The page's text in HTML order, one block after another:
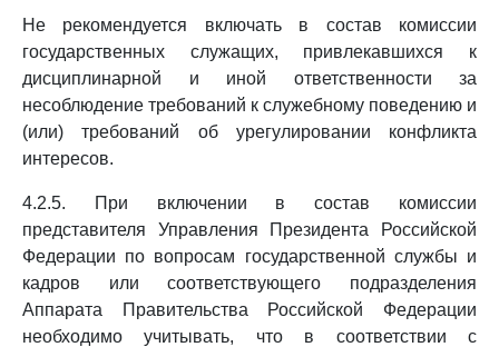
Не рекомендуется включать в состав комиссии
государственных служащих, привлекавшихся к
дисциплинарной и иной ответственности за
несоблюдение требований к служебному поведению и
(или) требований об урегулировании конфликта
интересов.
4.2.5. При включении в состав комиссии
представителя Управления Президента Российской
Федерации по вопросам государственной службы и
кадров или соответствующего подразделения
Аппарата Правительства Российской Федерации
необходимо учитывать, что в соответствии с